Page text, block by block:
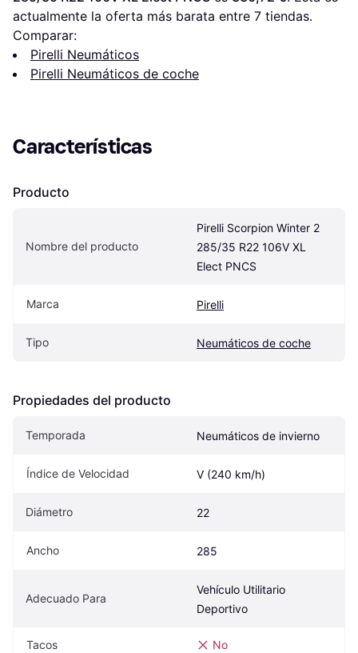
actualmente la oferta más barata entre 7 tiendas.
Comparar:
Pirelli Neumáticos
Pirelli Neumáticos de coche
Características
Producto
Nombre del producto
Pirelli Scorpion Winter 2
285/35 R22 106V XL
Elect PNCS
Marca Pirelli
Tipo Neumáticos de coche
Propiedades del producto
Temporada Neumáticos de invierno
Índice de Velocidad V (240 km/h)
Diámetro 22
Ancho 285
Adecuado Para
Vehículo Utilitario
Deportivo
Tacos No